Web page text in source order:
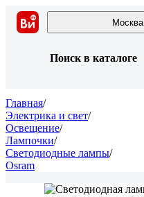
Москва
Поиск в каталоге
Главная/
Электрика и свет/
Освещение/
Лампочки/
Светодиодные лампы/
Osram